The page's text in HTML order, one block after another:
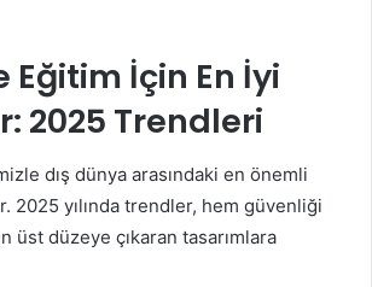
Eğitim İçin En İyi
2025 Trendleri
dış dünya arasındaki en önemli
2025 yılında trendler, hem güvenliği
üst düzeye çıkaran tasarımlara